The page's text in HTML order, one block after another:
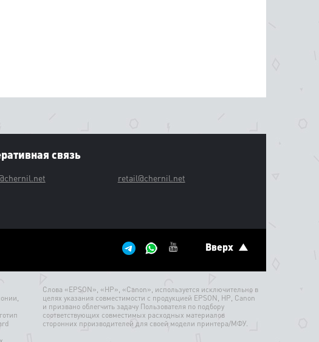
связь
retail@chernil.net
Вверх
Слова «EPSON», «HP», «Canon», используется исключительно в
целях указания совместимости с продукцией EPSON, HP, Canon
и призвано облегчить задачу Пользователя по подбору
соответствующих совместимых расходных материалов
сторонних производителей для своей модели принтера/МФУ.